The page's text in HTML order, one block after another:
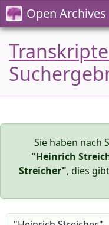
Open Archives
Sie haben nach
"Heinrich
Streicher", dies